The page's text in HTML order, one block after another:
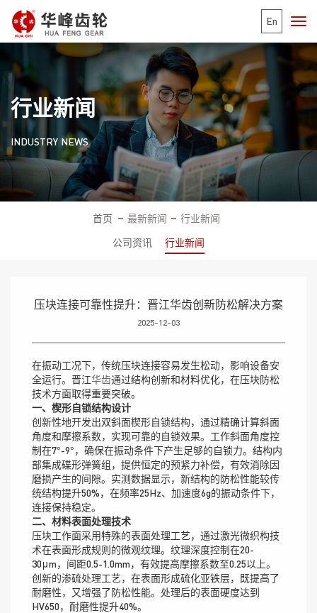
En
行业新闻
INDUSTRY NEWS
首页 最新新闻
行业新闻
公司资讯
行业新闻
压块连接可靠性提升：晋江华齿创新防松解决方案
2025-12-03
在振动工况下，传统压块连接容易发生松动，影响设备安
全运行。晋江华齿通过结构创新和材料优化，在压块防松
技术方面取得重要突破。
一、楔形自锁结构设计
创新性地开发出双斜面楔形自锁结构，通过精确计算斜面
角度和摩擦系数，实现可靠的自锁效果。工作斜面角度控
制在7°-9°，确保在振动条件下产生足够的自锁力。结构内
部集成碟形弹簧组，提供恒定的预紧力补偿，有效消除因
磨损产生的间隙。实测数据显示，新结构的防松性能较传
统结构提升50%，在频率25Hz、加速度6g的振动条件下，
连接保持稳定。
二、材料表面处理技术
压块工作面采用特殊的表面处理工艺，通过激光微织构技
术在表面形成规则的微观纹理。纹理深度控制在20-
30μm，间距0.5-1.0mm，有效提高摩擦系数至0.25以上。
创新的渗硫处理工艺，在表面形成硫化亚铁层，既提高了
耐磨性，又增强了防松性能。处理后的表面硬度达到
HV650，耐磨性提升40%。